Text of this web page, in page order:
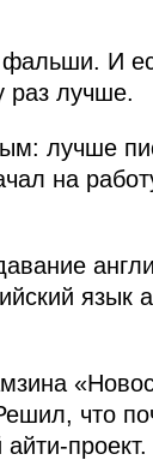
фальши. И
раз лучше.
лучше
на
язык
что
айти-